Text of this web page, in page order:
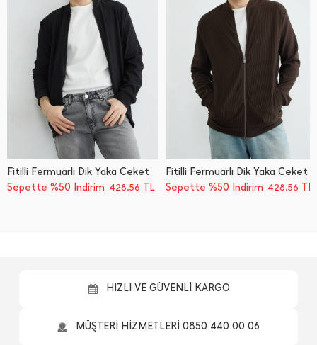
Fitilli Fermuarlı Dik Yaka Ceket
Sepette %50 İndirim 428,56 TL
Fitilli Fermuarlı Dik Yaka Ceket
Sepette %50 İndirim 428,56 TL
HIZLI VE GÜVENLİ KARGO
MÜŞTERİ HİZMETLERİ 0850 440 00 06